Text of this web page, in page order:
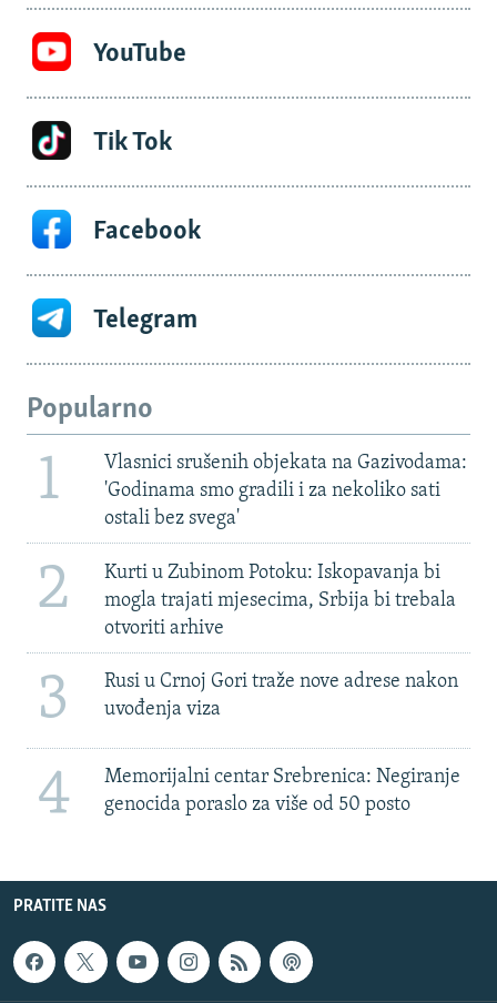
YouTube
Tik Tok
Facebook
Telegram
Popularno
1
Vlasnici srušenih objekata na Gazivodama:
'Godinama smo gradili i za nekoliko sati
ostali bez svega'
2
Kurti u Zubinom Potoku: Iskopavanja bi
mogla trajati mjesecima, Srbija bi trebala
otvoriti arhive
3
Rusi u Crnoj Gori traže nove adrese nakon
uvođenja viza
4
Memorijalni centar Srebrenica: Negiranje
genocida poraslo za više od 50 posto
PRATITE NAS